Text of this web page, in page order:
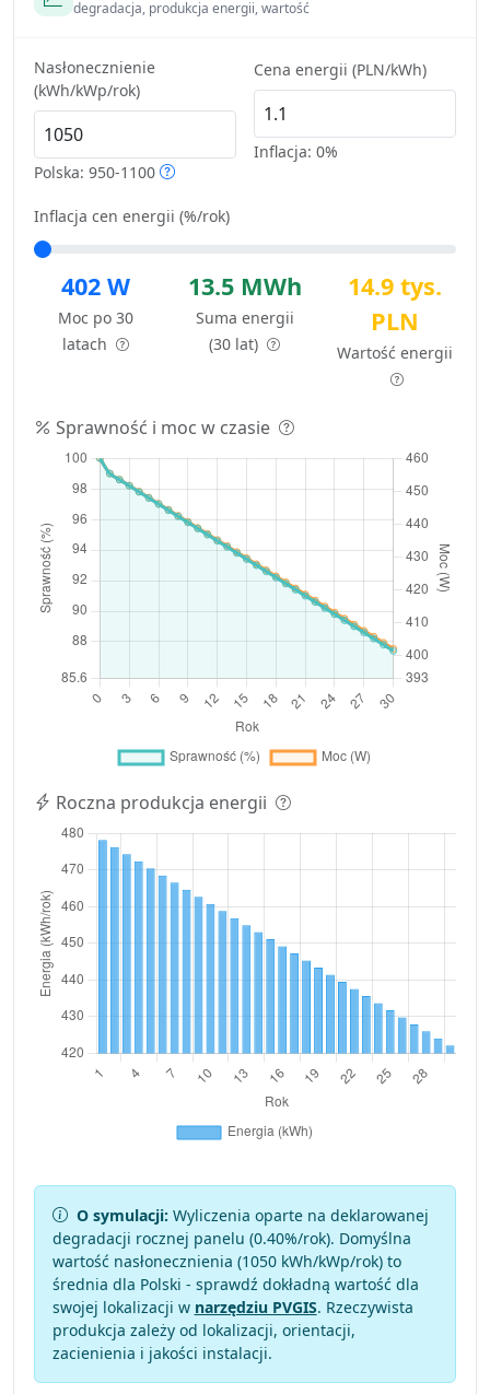
degradacja, produkcja energii, wartość
Nasłonecznienie
(kWh/kWp/rok)
Polska: 950-1100
Cena energii (PLN/kWh)
Inflacja: 0%
Inflacja cen energii (%/rok)
402 W
Moc po 30
latach
13.5 MWh
Suma energii
(30 lat)
14.9 tys.
PLN
Wartość energii
Sprawność i moc w czasie
Roczna produkcja energii
O symulacji: Wyliczenia oparte na deklarowanej
degradacji rocznej panelu (0.40%/rok). Domyślna
wartość nasłonecznienia (1050 kWh/kWp/rok) to
średnia dla Polski - sprawdź dokładną wartość dla
swojej lokalizacji w narzędziu PVGIS. Rzeczywista
produkcja zależy od lokalizacji, orientacji,
zacienienia i jakości instalacji.